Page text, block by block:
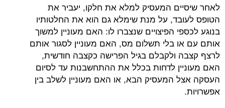
לאחר שיסיים המעסיק למלא את חלקו, יעביר את
הטופס לעובד, על מנת שימלא גם הוא את החלטותיו
בנוגע לכספי הפיצויים שנצברו לו: האם מעוניין למשוך
אותם עם או בלי תשלום מס, האם מעוניין לסגור אותם
לרצף קצבה ולקבלם בגיל הפרישה כקצבה חודשית,
האם מעוניין לדחות בכלל את ההתחשבנות עד לסיום
העסקה אצל המעסיק הבא, או האם מעוניין לשלב בין
אפשרויות.